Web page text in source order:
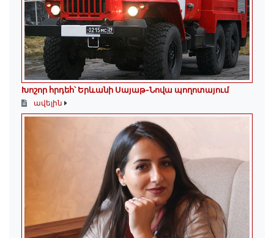
Խոշոր հրդեհ՝ Երևանի Սայաթ-Նովա պողոտայում
ավելին